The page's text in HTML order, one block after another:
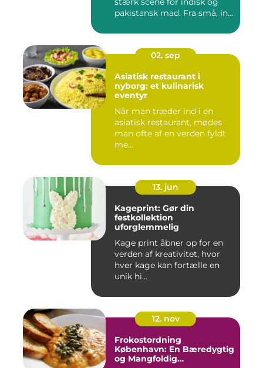
pakistansk mad. Fra små, in...
02. sep
Asiatisk restaurant i
nyborg: et kulinarisk
eventyr
Når man træder ind i en
asiatisk restaurant, mødes
man ofte af en verden fyldt
me...
13. jun
Kageprint: Gør din
festkollektion
uforglemmelig
Kage print åbner op for en
verden af kreativitet, hvor
hver kage kan fortælle en
unik hi...
12. nov
Frokostordning
København: En Bæredygtig
og Mangfoldig